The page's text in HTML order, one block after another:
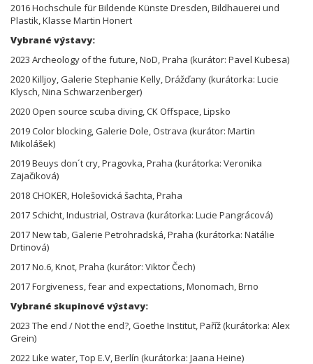
2016 Hochschule für Bildende Künste Dresden, Bildhauerei und
Plastik, Klasse Martin Honert
Vybrané výstavy:
2023 Archeology of the future, NoD, Praha (kurátor: Pavel Kubesa)
2020 Killjoy, Galerie Stephanie Kelly, Drážďany (kurátorka: Lucie
Klysch, Nina Schwarzenberger)
2020 Open source scuba diving, CK Offspace, Lipsko
2019 Color blocking, Galerie Dole, Ostrava (kurátor: Martin
Mikolášek)
2019 Beuys don´t cry, Pragovka, Praha (kurátorka: Veronika
Zajačiková)
2018 CHOKER, Holešovická šachta, Praha
2017 Schicht, Industrial, Ostrava (kurátorka: Lucie Pangrácová)
2017 New tab, Galerie Petrohradská, Praha (kurátorka: Natálie
Drtinová)
2017 No.6, Knot, Praha (kurátor: Viktor Čech)
2017 Forgiveness, fear and expectations, Monomach, Brno
Vybrané skupinové výstavy:
2023 The end / Not the end?, Goethe Institut, Paříž (kurátorka: Alex
Grein)
2022 Like water, Top E.V, Berlín (kurátorka: Jaana Heine)